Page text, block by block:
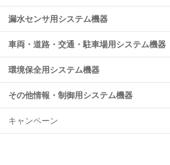
漏水センサ用システム機器
車両・道路・交通・駐車場用システム機器
環境保全用システム機器
その他情報・制御用システム機器
キャンペーン